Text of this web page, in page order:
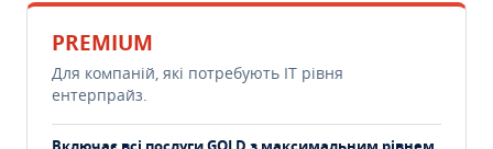
PREMIUM
Для компаній, які потребують ІТ рівня
ентерпрайз.